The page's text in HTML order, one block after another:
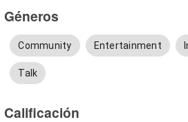
Géneros
Community Entertainment
Talk
Calificación